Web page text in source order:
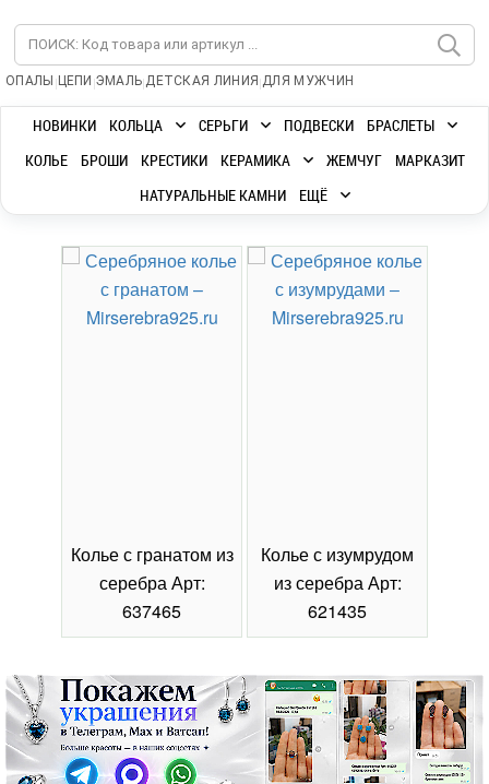
ОПАЛЫ | ЦЕПИ |ЭМАЛЬ|ДЕТСКАЯ ЛИНИЯ |ДЛЯ МУЖЧИН
НОВИНКИ КОЛЬЦА СЕРЬГИ ПОДВЕСКИ
БРАСЛЕТЫ
КОЛЬЕ
БРОШИ КРЕСТИКИ КЕРАМИКА ЖЕМЧУГ
МАРКАЗИТ
НАТУРАЛЬНЫЕ КАМНИ
ЕЩЁ
Колье с гранатом из
серебра Арт:
637465
Колье с изумрудом
из серебра Арт:
621435